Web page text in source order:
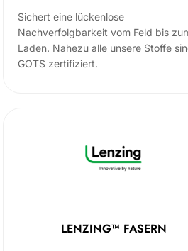
Sichert eine lückenlose
Nachverfolgbarkeit vom Feld bis
Laden. Nahezu alle unsere Stoffe
GOTS zertifiziert.
LENZING™ FASERN